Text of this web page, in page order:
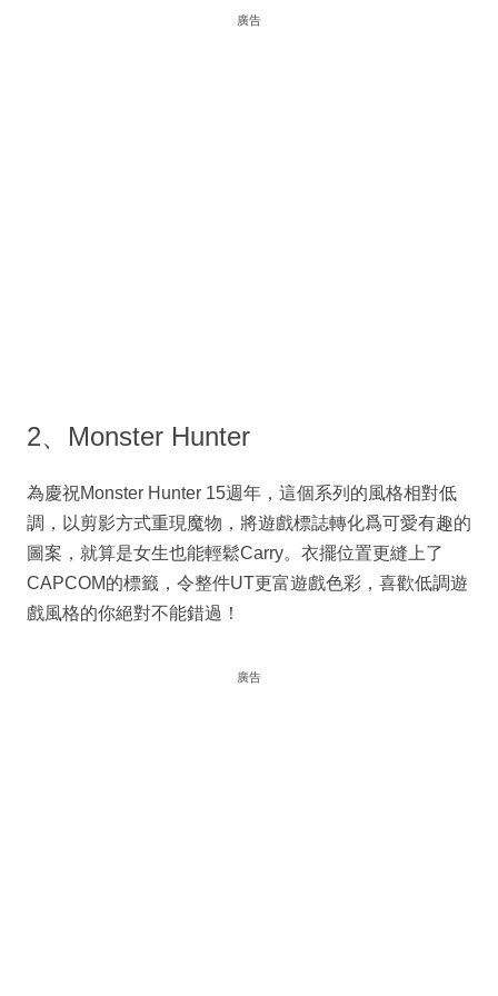
廣告
2、Monster Hunter
為慶祝Monster Hunter 15週年，這個系列的風格相對低
調，以剪影方式重現魔物，將遊戲標誌轉化爲可愛有趣的
圖案，就算是女生也能輕鬆Carry。衣擺位置更縫上了
CAPCOM的標籤，令整件UT更富遊戲色彩，喜歡低調遊
戲風格的你絕對不能錯過！
廣告